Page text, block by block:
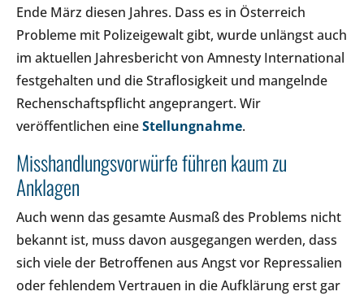
Ende März diesen Jahres. Dass es in Österreich
Probleme mit Polizeigewalt gibt, wurde unlängst auch
im aktuellen Jahresbericht von Amnesty International
festgehalten und die Straflosigkeit und mangelnde
Rechenschaftspflicht angeprangert. Wir
veröffentlichen eineStellungnahme.
Misshandlungsvorwürfe führen kaum zu
Anklagen
Auch wenn das gesamte Ausmaß des Problems nicht
bekannt ist, muss davon ausgegangen werden, dass
sich viele der Betroffenen aus Angst vor Repressalien
oder fehlendem Vertrauen in die Aufklärung erst gar